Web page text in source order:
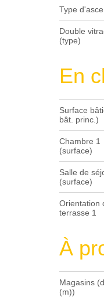
Type
Double
(type)
En
Surface
bât. princ.)
Chambre 1
(surface)
Salle de
(surface)
Orientation
terrasse 1
À
Magasins
(m))